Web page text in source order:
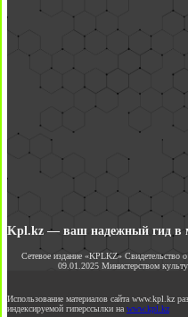
Kpl.kz — ваш надежный гид в
Сетевое издание «KPLKZ»
09.01.2025 Министерством
Использование материалов сайта www.kpl.kz
индексируемой гиперссылки на www.kpl.kz